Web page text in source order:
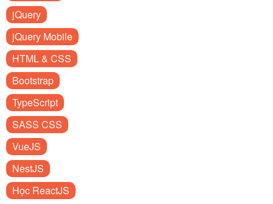
jQuery
jQuery Mobile
HTML & CSS
Bootstrap
TypeScript
SASS CSS
VueJS
NestJS
Học ReactJS